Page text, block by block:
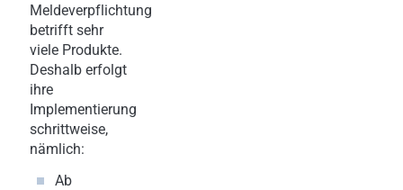
Meldeverpflichtung
betrifft sehr
viele Produkte.
Deshalb erfolgt
ihre
Implementierung
schrittweise,
nämlich:
Ab